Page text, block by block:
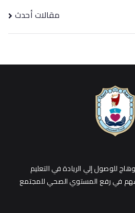
مقالات أحدث
للوصول إلي الريادة في التعليم
في رفع المستوي الصحي للمجتمع